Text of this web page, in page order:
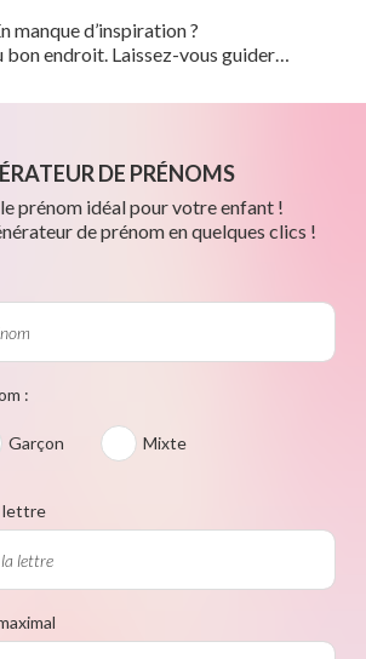
manque d’inspiration ?
bon endroit. Laissez-vous guider…
DE PRÉNOMS
prénom idéal pour votre enfant !
de prénom en quelques clics !
:
Garçon Mixte
lettre